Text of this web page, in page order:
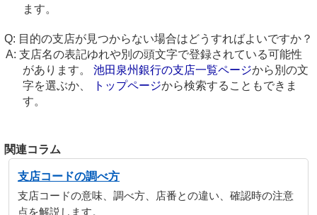
ます。
目的の支店が見つからない場合はどうすればよいですか？
支店名の表記ゆれや別の頭文字で登録されている可能性
があります。 池田泉州銀行の支店一覧ページから別の文
字を選ぶか、
トップページから検索することもできま
す。
関連コラム
支店コードの調べ方
支店コードの意味、調べ方、店番との違い、確認時の注意
点を解説します。